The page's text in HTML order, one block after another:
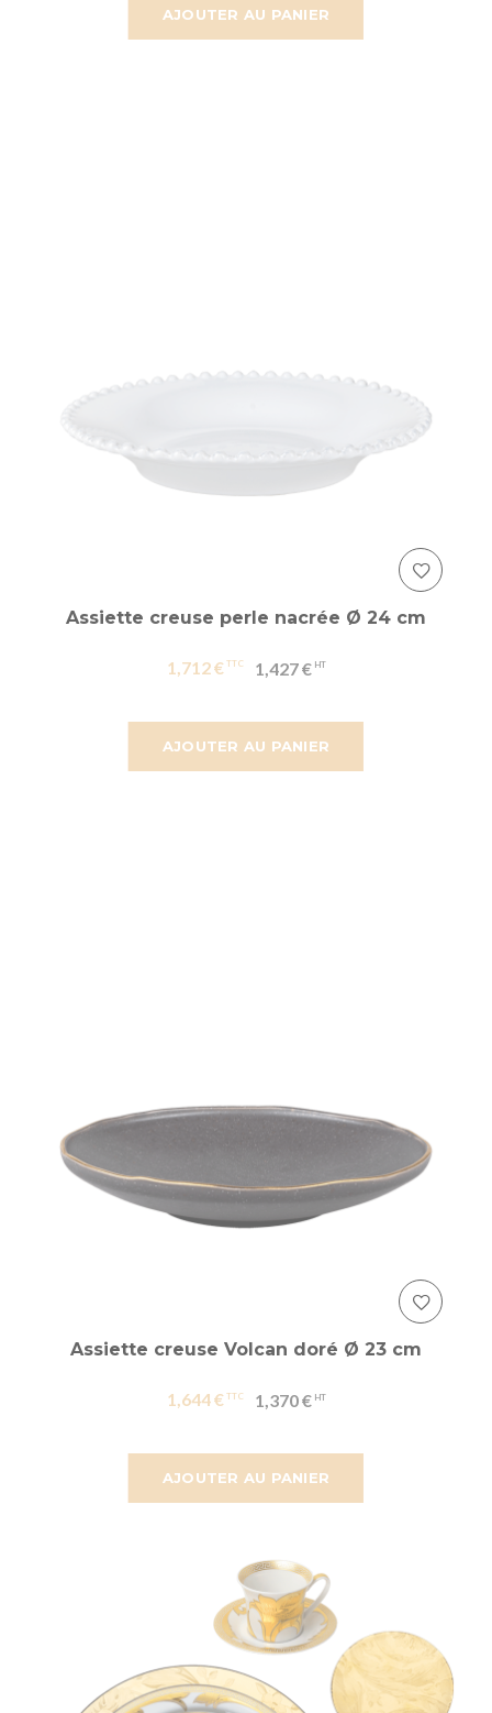
AJOUTER AU PANIER
AJOUTER AU PANIER
Assiette creuse perle nacrée Ø 24 cm
1,712 € 1,427 €
AJOUTER AU PANIER
Assiette creuse Volcan doré Ø 23 cm
1,644 € 1,370 €